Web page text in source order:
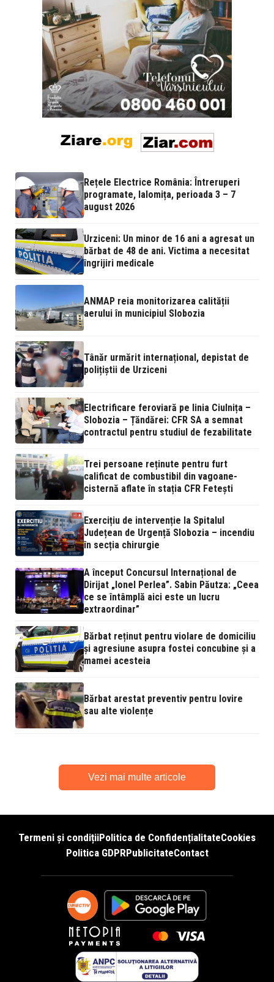
Rețele Electrice România: Întreruperi
programate, Ialomița, perioada 3 – 7
august 2026
Urziceni: Un minor de 16 ani a agresat un
bărbat de 48 de ani. Victima a necesitat
îngrijiri medicale
ANMAP reia monitorizarea calității
aerului în municipiul Slobozia
Tânăr urmărit internațional, depistat de
polițiștii de Urziceni
Electrificare feroviară pe linia Ciulnița –
Slobozia – Țăndărei: CFR SA a semnat
contractul pentru studiul de fezabilitate
Trei persoane reținute pentru furt
calificat de combustibil din vagoane-
cisternă aflate în stația CFR Fetești
Exercițiu de intervenție la Spitalul
Județean de Urgență Slobozia – incendiu
în secția chirurgie
A început Concursul Internațional de
Dirijat „Ionel Perlea”. Sabin Păutza: „Ceea
ce se întâmplă aici este un lucru
extraordinar”
Bărbat reținut pentru violare de domiciliu
și agresiune asupra fostei concubine și a
mamei acesteia
Bărbat arestat preventiv pentru lovire
sau alte violențe
Vezi mai multe articole
Termeni și condițiiPolitica de ConfidențialitateCookies
Politica GDPRPublicitateContact